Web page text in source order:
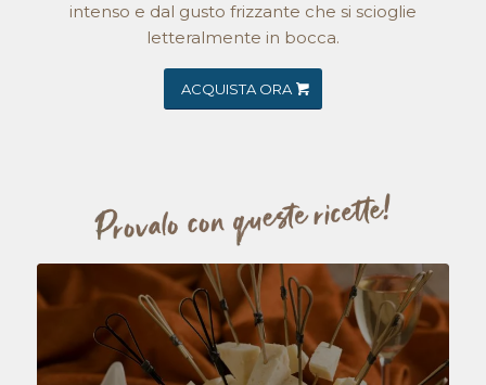
intenso e dal gusto frizzante che si scioglie
letteralmente in bocca.
ACQUISTA ORA